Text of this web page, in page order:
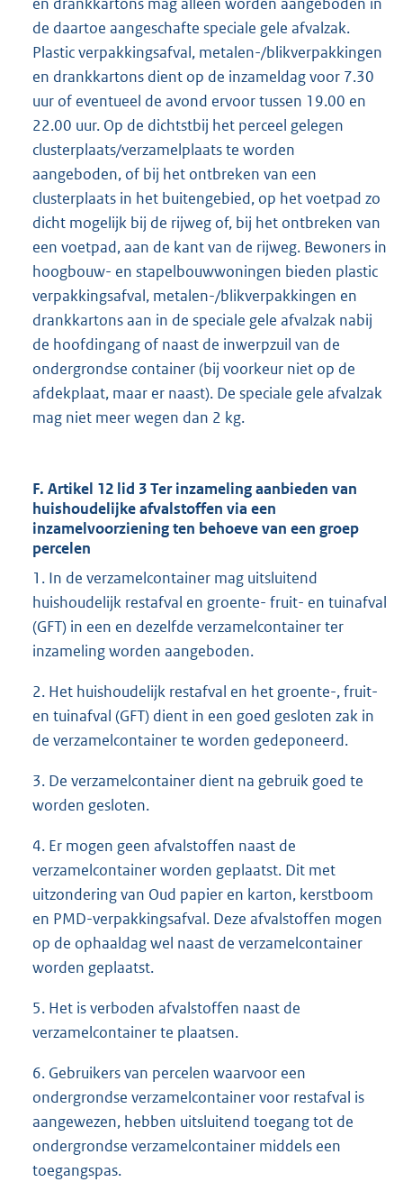
de daartoe aangeschafte speciale gele afvalzak.
Plastic verpakkingsafval, metalen-/blikverpakkingen
en drankkartons dient op de inzameldag voor 7.30
uur of eventueel de avond ervoor tussen 19.00 en
22.00 uur. Op de dichtstbij het perceel gelegen
clusterplaats/verzamelplaats te worden
aangeboden, of bij het ontbreken van een
clusterplaats in het buitengebied, op het voetpad zo
dicht mogelijk bij de rijweg of, bij het ontbreken van
een voetpad, aan de kant van de rijweg. Bewoners in
hoogbouw- en stapelbouwwoningen bieden plastic
verpakkingsafval, metalen-/blikverpakkingen en
drankkartons aan in de speciale gele afvalzak nabij
de hoofdingang of naast de inwerpzuil van de
ondergrondse container (bij voorkeur niet op de
afdekplaat, maar er naast). De speciale gele afvalzak
mag niet meer wegen dan 2 kg.
F. Artikel 12 lid 3 Ter inzameling aanbieden van
huishoudelijke afvalstoffen via een
inzamelvoorziening ten behoeve van een groep
percelen
1. In de verzamelcontainer mag uitsluitend
huishoudelijk restafval en groente- fruit- en tuinafval
(GFT) in een en dezelfde verzamelcontainer ter
inzameling worden aangeboden.
2. Het huishoudelijk restafval en het groente-, fruit-
en tuinafval (GFT) dient in een goed gesloten zak in
de verzamelcontainer te worden gedeponeerd.
3. De verzamelcontainer dient na gebruik goed te
worden gesloten.
4. Er mogen geen afvalstoffen naast de
verzamelcontainer worden geplaatst. Dit met
uitzondering van Oud papier en karton, kerstboom
en PMD-verpakkingsafval. Deze afvalstoffen mogen
op de ophaaldag wel naast de verzamelcontainer
worden geplaatst.
5. Het is verboden afvalstoffen naast de
verzamelcontainer te plaatsen.
6. Gebruikers van percelen waarvoor een
ondergrondse verzamelcontainer voor restafval is
aangewezen, hebben uitsluitend toegang tot de
ondergrondse verzamelcontainer middels een
toegangspas.